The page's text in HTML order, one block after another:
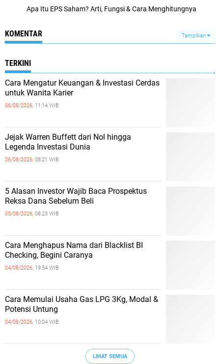
Apa Itu EPS Saham? Arti, Fungsi & Cara Menghitungnya
KOMENTAR Tampilkan
TERKINI
Cara Mengatur Keuangan & Investasi Cerdas
untuk Wanita Karier
06/08/2026, 11:14 WIB
Jejak Warren Buffett dari Nol hingga
Legenda Investasi Dunia
06/08/2026, 08:21 WIB
5 Alasan Investor Wajib Baca Prospektus
Reksa Dana Sebelum Beli
05/08/2026, 08:23 WIB
Cara Menghapus Nama dari Blacklist BI
Checking, Begini Caranya
04/08/2026, 19:54 WIB
Cara Memulai Usaha Gas LPG 3Kg, Modal &
Potensi Untung
04/08/2026, 10:04 WIB
LIHAT SEMUA